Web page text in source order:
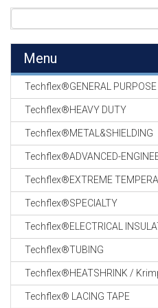
Menu
Techflex®GENERAL PURPOSE
Techflex®HEAVY DUTY
Techflex®METAL&SHIELDING
Techflex®ADVANCED-
Techflex®EXTREME
Techflex®SPECIALTY
Techflex®ELECTRICAL
Techflex®TUBING
Techflex®HEATSHRINK /
Techflex® LACING TAPE